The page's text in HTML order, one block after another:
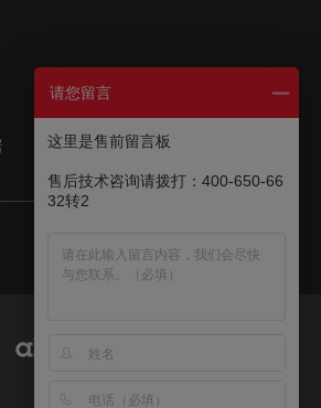
US|zh
请您留言
这里是售前留言板
售后技术咨询请拨打：400-650-66
32转2